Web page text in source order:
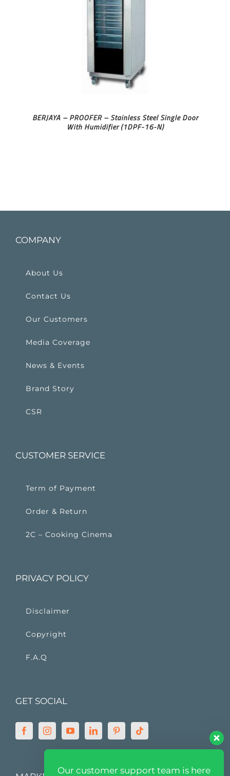
BERJAYA – PROOFER – Stainless Steel Single Door
With Humidifier (1DPF-16-N)
COMPANY
About Us
Contact Us
Our Customers
Media Coverage
News & Events
Brand Story
CSR
CUSTOMER SERVICE
Term of Payment
Order & Return
2C – Cooking Cinema
PRIVACY POLICY
Disclaimer
Copyright
F.A.Q
GET SOCIAL
Our customer support team is here